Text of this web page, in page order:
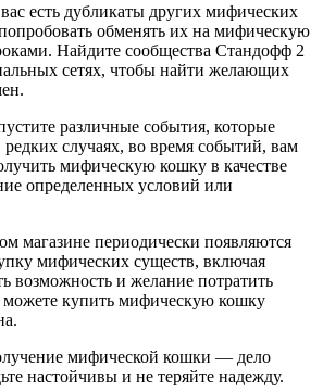
есть дубликаты других мифических
обменять их на мифическую
Найдите сообщества Стандофф 2
сетях, чтобы найти желающих
различные события, которые
случаях, во время событий, вам
мифическую кошку в качестве
определенных условий или
магазине периодически появляются
мифических существ, включая
возможность и желание потратить
можете купить мифическую кошку
мифической кошки — дело
настойчивы и не теряйте надежду.